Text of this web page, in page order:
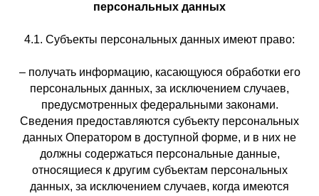
персональных данных
4.1. Субъекты персональных данных имеют право:
– получать информацию, касающуюся обработки его
персональных данных, за исключением случаев,
предусмотренных федеральными законами.
Сведения предоставляются субъекту персональных
данных Оператором в доступной форме, и в них не
должны содержаться персональные данные,
относящиеся к другим субъектам персональных
данных, за исключением случаев, когда имеются